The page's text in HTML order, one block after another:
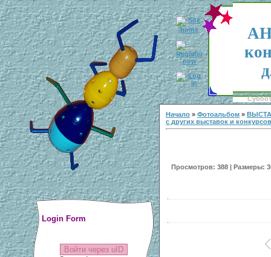
Login Form
Войти через uID
Начало » Фотоальбом »
с других выставок и конкурсов
Просмотров: 388 | Размеры: